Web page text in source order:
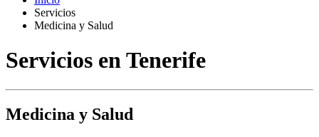
Servicios
Medicina y Salud
Servicios en Tenerife
Medicina y Salud